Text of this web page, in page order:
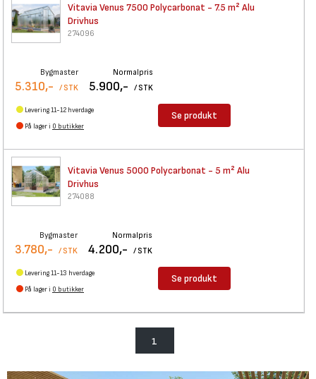
Vitavia Venus 7500 Polycarbonat - 7.5 m² Alu
Drivhus
274096
Bygmaster
5.310,- / STK
Normalpris
5.900,- / STK
Levering 11-12 hverdage
På lager i 0 butikker
Se produkt
Vitavia Venus 5000 Polycarbonat - 5 m² Alu
Drivhus
274088
Bygmaster
3.780,- / STK
Normalpris
4.200,- / STK
Levering 11-13 hverdage
På lager i 0 butikker
Se produkt
1